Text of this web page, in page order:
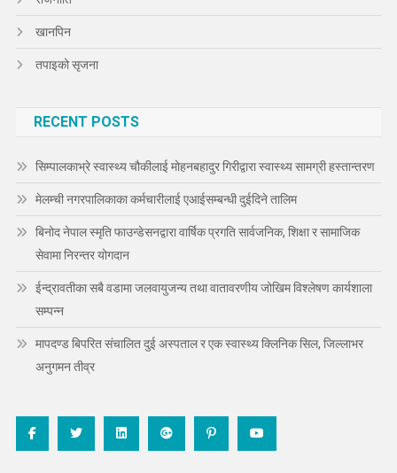
खानपिन
तपाइको सृजना
RECENT POSTS
सिम्पालकाभ्रे स्वास्थ्य चौकीलाई मोहनबहादुर गिरीद्वारा स्वास्थ्य सामग्री हस्तान्तरण
मेलम्ची नगरपालिकाका कर्मचारीलाई एआईसम्बन्धी दुईदिने तालिम
बिनोद नेपाल स्मृति फाउन्डेसनद्वारा वार्षिक प्रगति सार्वजनिक, शिक्षा र सामाजिक
सेवामा निरन्तर योगदान
ईन्द्रावतीका सबै वडामा जलवायुजन्य तथा वातावरणीय जोखिम विश्लेषण कार्यशाला
सम्पन्न
मापदण्ड बिपरित संचालित दुई अस्पताल र एक स्वास्थ्य क्लिनिक सिल, जिल्लाभर
अनुगमन तीव्र